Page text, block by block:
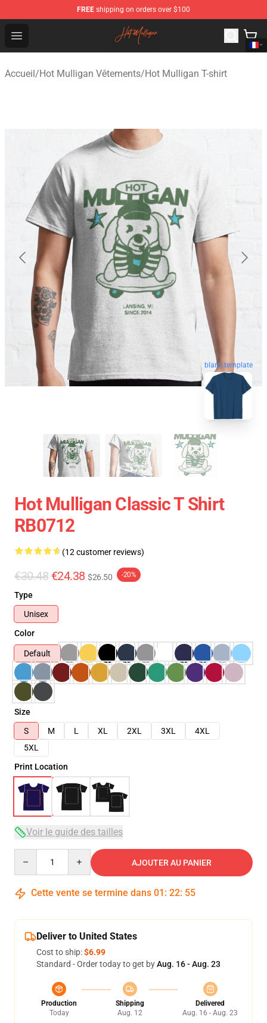
FREE shipping on orders over $100
Open menu
Hot Mulligan Shop - Official Hot Mulligan Merchandise
Accueil/Hot Mulligan Vêtements/Hot Mulligan T-shirt
blank template
Hot Mulligan Classic T Shirt
RB0712
(12 customer reviews)
€30.48 €24.38 $26.50 -20%
Type
Unisex
Color
Default
Size
S
M L XL 2XL 3XL
4XL
5XL
Print Location
Voir le guide des tailles
AJOUTER AU PANIER
Cette vente se termine dans 01 : 22: 54
Deliver to United States
Cost to ship:$6.99
Standard - Order today to get byAug. 16 - Aug. 23
Production
Today
Shipping
Aug. 12
Delivered
Aug. 16 - Aug. 23